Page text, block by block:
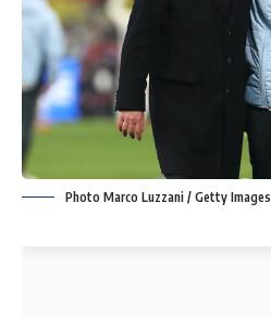
Photo Marco Luzzani / Getty Images